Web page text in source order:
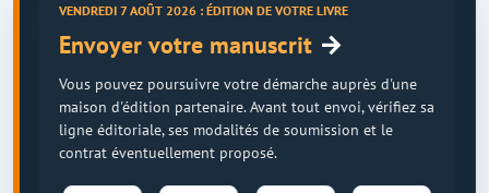
VENDREDI 7 AOÛT 2026 : ÉDITION DE VOTRE LIVRE
Envoyer votre manuscrit →
Vous pouvez poursuivre votre démarche auprès d'une
maison d'édition partenaire. Avant tout envoi, vérifiez sa
ligne éditoriale, ses modalités de soumission et le
contrat éventuellement proposé.